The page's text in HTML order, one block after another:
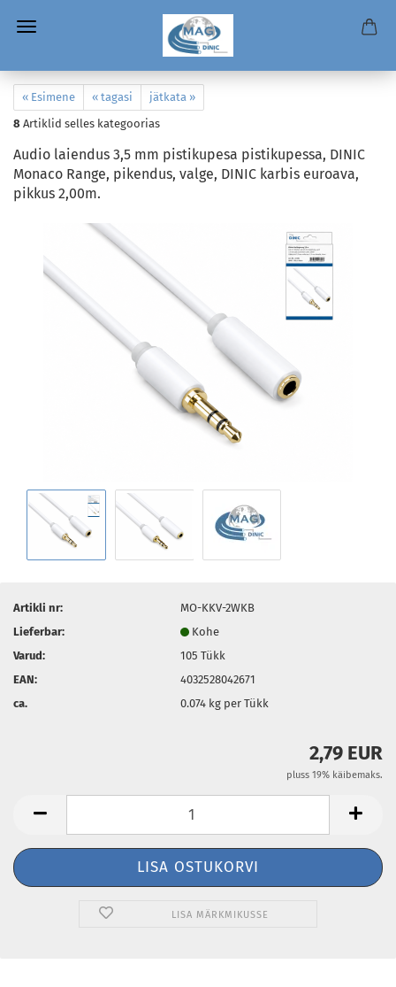
« Esimene « tagasi
jätkata »
8 Artiklid selles kategoorias
Audio laiendus 3,5 mm pistikupesa pistikupessa, DINIC
Monaco Range, pikendus, valge, DINIC karbis euroava,
pikkus 2,00m.
Artikli nr:
MO-KKV-2WKB
Lieferbar:
Kohe
Varud:
105Tükk
EAN:
4032528042671
ca.
0.074 kg per Tükk
2,79 EUR
pluss 19% käibemaks.
LISA MÄRKMIKUSSE